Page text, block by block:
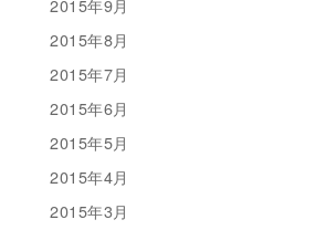
2015年9月
2015年8月
2015年7月
2015年6月
2015年5月
2015年4月
2015年3月